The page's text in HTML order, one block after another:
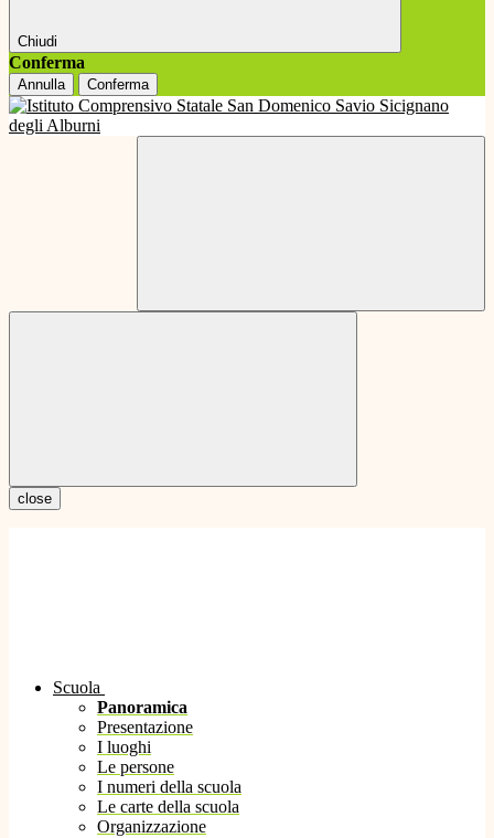
Chiudi
Conferma
Annulla Conferma
close
Scuola
Panoramica
Presentazione
I luoghi
Le persone
I numeri della scuola
Le carte della scuola
Organizzazione